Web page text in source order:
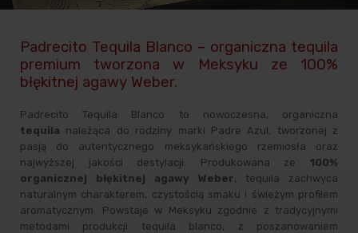
Padrecito Tequila Blanco – organiczna tequila
premium tworzona w Meksyku ze 100%
błękitnej agawy Weber.
Padrecito Tequila Blanco to nowoczesna, organiczna
tequila należąca do rodziny marki Padre Azul, tworzonej z
pasją do autentycznego meksykańskiego rzemiosła oraz
najwyższej jakości destylacji. Produkowana ze 100%
organicznej błękitnej agawy Weber, tequila zachwyca
naturalnym charakterem, czystością smaku i świeżym profilem
aromatycznym. Powstaje w Meksyku zgodnie z tradycyjnymi
metodami produkcji tequila blanco, z poszanowaniem